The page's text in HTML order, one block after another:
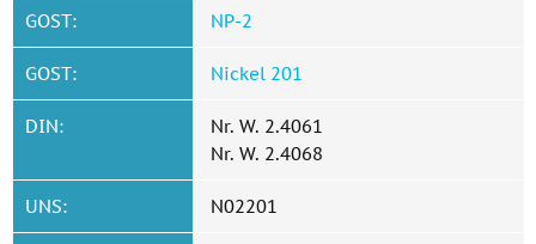
GOST: NP-2
GOST: Nickel 201
DIN:
Nr. W. 2.4061
Nr. W. 2.4068
UNS: N02201